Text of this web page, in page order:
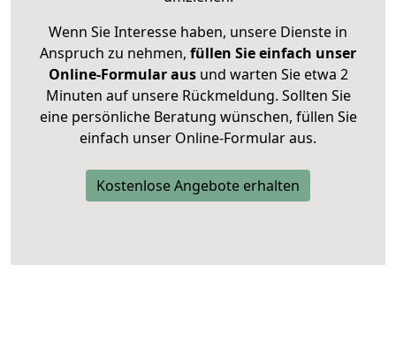
Wenn Sie Interesse haben, unsere Dienste in
Anspruch zu nehmen, füllen Sie einfach unser
Online-Formular ausund warten Sie etwa 2
Minuten auf unsere Rückmeldung. Sollten Sie
eine persönliche Beratung wünschen, füllen Sie
einfach unser Online-Formular aus.
Kostenlose Angebote erhalten